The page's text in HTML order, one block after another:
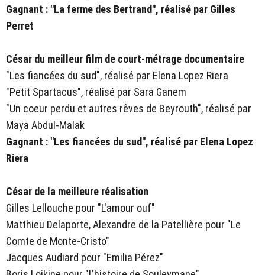
Gagnant : "La ferme des Bertrand", réalisé par Gilles
Perret
César du meilleur film de court-métrage documentaire
"Les fiancées du sud", réalisé par Elena Lopez Riera
"Petit Spartacus", réalisé par Sara Ganem
"Un coeur perdu et autres rêves de Beyrouth", réalisé par
Maya Abdul-Malak
Gagnant : "Les fiancées du sud", réalisé par Elena Lopez
Riera
César de la meilleure réalisation
Gilles Lellouche pour "L'amour ouf"
Matthieu Delaporte, Alexandre de la Patellière pour "Le
Comte de Monte-Cristo"
Jacques Audiard pour "Emilia Pérez"